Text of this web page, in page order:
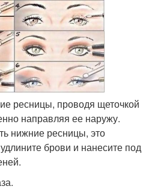
ресницы, проводя щеточкой
направляя ее наружу.
нижние ресницы, это
брови и нанесите под